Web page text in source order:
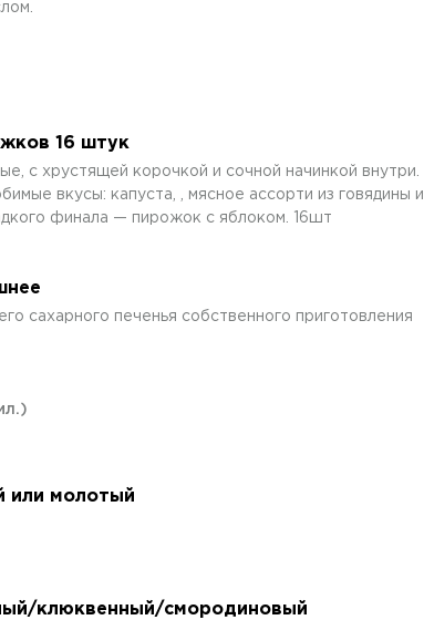
16 штук
с хрустящей корочкой и сочной начинкой внутри.
вкусы: капуста, , мясное ассорти из говядины и
финала — пирожок с яблоком. 16шт
сахарного печенья собственного приготовления
или молотый
клюквенный/смородиновый